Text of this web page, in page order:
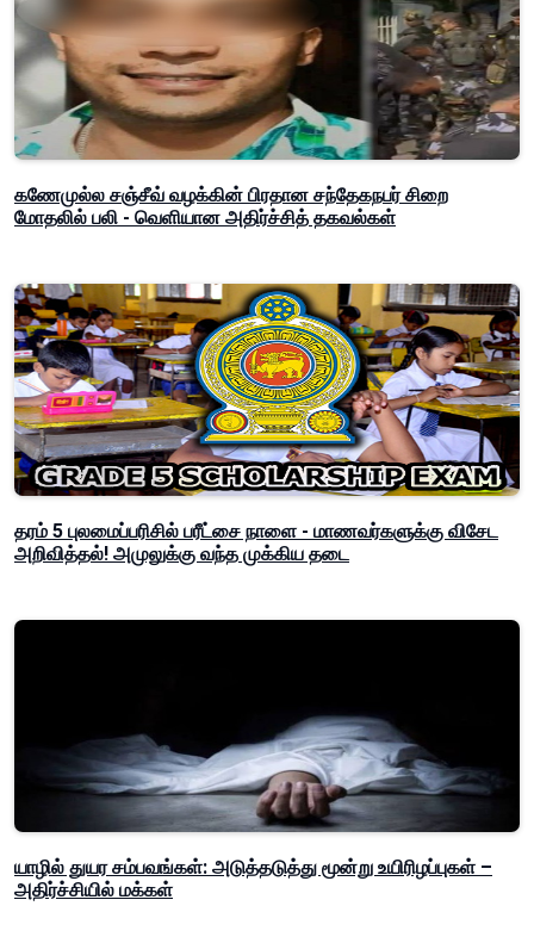
கணேமுல்ல சஞ்சீவ் வழக்கின் பிரதான சந்தேகநபர் சிறை
மோதலில் பலி - வெளியான அதிர்ச்சித் தகவல்கள்
தரம் 5 புலமைப்பரிசில் பரீட்சை நாளை - மாணவர்களுக்கு விசேட
அறிவித்தல்! அமுலுக்கு வந்த முக்கிய தடை
யாழில் துயர சம்பவங்கள்: அடுத்தடுத்து மூன்று உயிரிழப்புகள் –
அதிர்ச்சியில் மக்கள்